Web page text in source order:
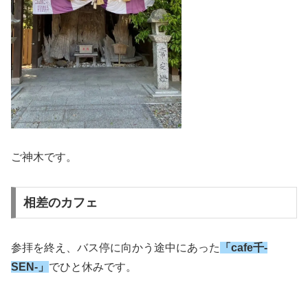
ご神木です。
相差のカフェ
参拝を終え、バス停に向かう途中にあった
「cafe千-
SEN-」 でひと休みです。